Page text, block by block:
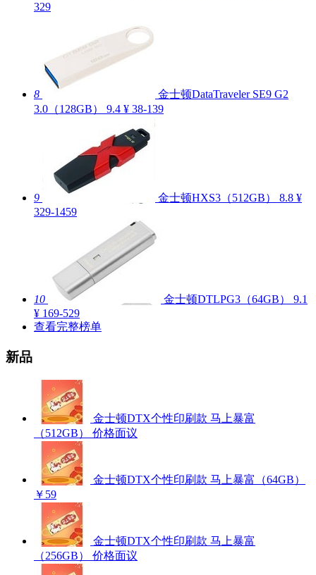
329
8
金士顿DataTraveler SE9 G2
3.0（128GB）
9.4 ¥ 38-139
9 金士顿HXS3（512GB） 8.8 ¥
329-1459
10 金士顿DTLPG3（64GB）
9.1
¥ 169-529
查看完整榜单
新品
金士顿DTX个性印刷款 马上暴富
（512GB）
价格面议
金士顿DTX个性印刷款 马上暴富（64GB）
￥59
金士顿DTX个性印刷款 马上暴富
（256GB）
价格面议